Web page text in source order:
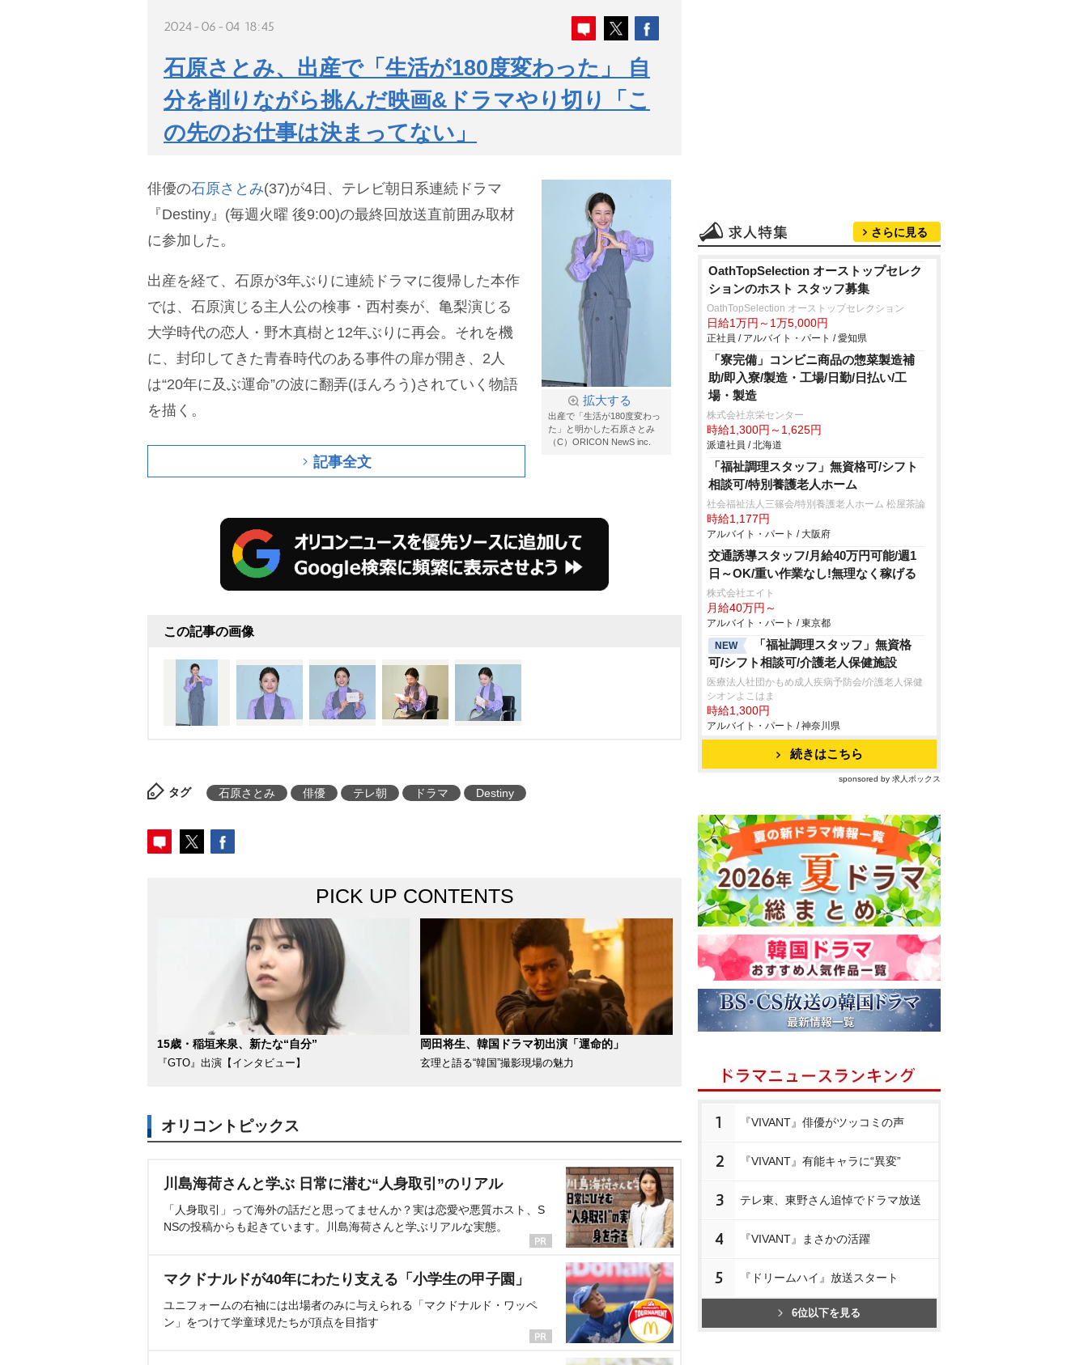
2024-06-04 18:45
石原さとみ、出産で「生活が180度変わった」 自
分を削りながら挑んだ映画&ドラマやり切り「こ
の先のお仕事は決まってない」
拡大する
出産で「生活が180度変わっ
た」と明かした石原さとみ
（C）ORICON NewS inc.
俳優の石原さとみ(37)が4日、テレビ朝日系連続ドラマ
『Destiny』(毎週火曜 後9:00)の最終回放送直前囲み取材
に参加した。
出産を経て、石原が3年ぶりに連続ドラマに復帰した本作
では、石原演じる主人公の検事・西村奏が、亀梨演じる
大学時代の恋人・野木真樹と12年ぶりに再会。それを機
に、封印してきた青春時代のある事件の扉が開き、2人
は“20年に及ぶ運命”の波に翻弄(ほんろう)されていく物語
を描く。
記事全文
この記事の画像
タグ 石原さとみ 俳優 テレ朝 ドラマ Destiny
PICK UP CONTENTS
15歳・稲垣来泉、新たな“自分”
『GTO』出演【インタビュー】
岡田将生、韓国ドラマ初出演「運命的」
玄理と語る“韓国”撮影現場の魅力
オリコントピックス
川島海荷さんと学ぶ 日常に潜む“人身取引”のリアル
「人身取引」って海外の話だと思ってませんか？実は恋愛や悪質ホスト、S
NSの投稿からも起きています。川島海荷さんと学ぶリアルな実態。
マクドナルドが40年にわたり支える「小学生の甲子園」
ユニフォームの右袖には出場者のみに与えられる「マクドナルド・ワッペ
ン」をつけて学童球児たちが頂点を目指す
さらに見る
OathTopSelection オーストップセレク
ションのホスト スタッフ募集
OathTopSelection オーストップセレクション
日給1万円～1万5,000円
正社員 / アルバイト・パート / 愛知県
「寮完備」コンビニ商品の惣菜製造補
助/即入寮/製造・工場/日勤/日払い/工
場・製造
株式会社京栄センター
時給1,300円～1,625円
派遣社員 / 北海道
「福祉調理スタッフ」無資格可/シフト
相談可/特別養護老人ホーム
社会福祉法人三篠会/特別養護老人ホーム 松屋茶論
時給1,177円
アルバイト・パート / 大阪府
交通誘導スタッフ/月給40万円可能/週1
日～OK/重い作業なし!無理なく稼げる
株式会社エイト
月給40万円～
アルバイト・パート / 東京都
NEW
「福祉調理スタッフ」無資格
可/シフト相談可/介護老人保健施設
医療法人社団かもめ成人疾病予防会/介護老人保健
シオンよこはま
時給1,300円
アルバイト・パート / 神奈川県
続きはこちら
sponsored by 求人ボックス
1 『VIVANT』俳優がツッコミの声
2 『VIVANT』有能キャラに“異変”
3 テレ東、東野さん追悼でドラマ放送
4 『VIVANT』まさかの活躍
5 『ドリームハイ』放送スタート
6位以下を見る